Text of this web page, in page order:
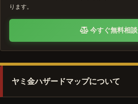
ります。
今すぐ無料相談
ヤミ金ハザードマップについて